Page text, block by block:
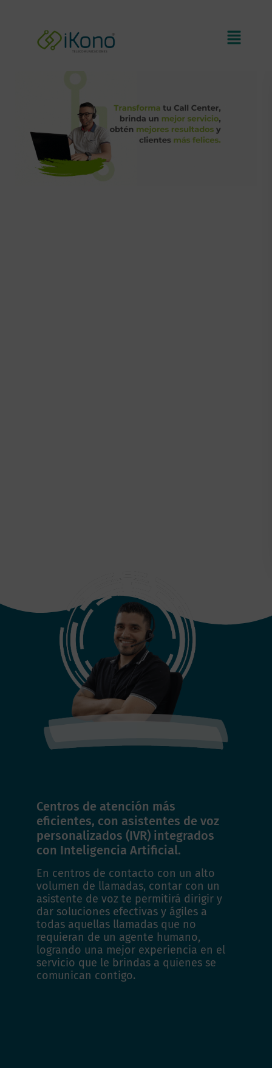
Centros de atención más
eficientes, con asistentes de voz
personalizados (IVR) integrados
con Inteligencia Artificial.
En centros de contacto con un alto
volumen de llamadas, contar con un
asistente de voz te permitirá dirigir y
dar soluciones efectivas y ágiles a
todas aquellas llamadas que no
requieran de un agente humano,
logrando una mejor experiencia en el
servicio que le brindas a quienes se
comunican contigo.